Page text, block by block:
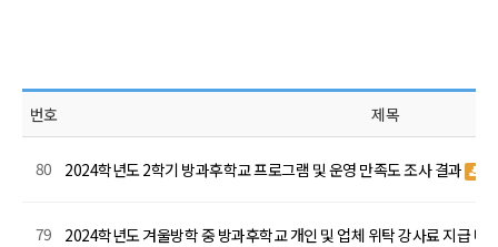
번호 제목
80 2024학년도 2학기 방과후학교 프로그램 및 운영 만족도 조사 결과
79 2024학년도 겨울방학 중 방과후학교 개인 및 업체 위탁 강사료 지급 내